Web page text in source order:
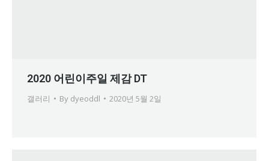
2020 어린이주일 제감 DT
갤러리 By dyeoddl 2020년 5월 2일